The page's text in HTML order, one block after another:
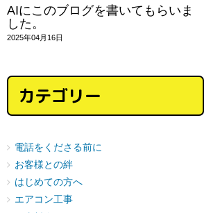
AIにこのブログを書いてもらいま
した。
2025年04月16日
カテゴリー
電話をくださる前に
お客様との絆
はじめての方へ
エアコン工事